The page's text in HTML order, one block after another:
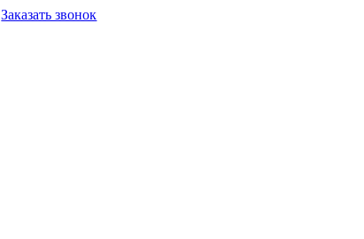
Заказать звонок